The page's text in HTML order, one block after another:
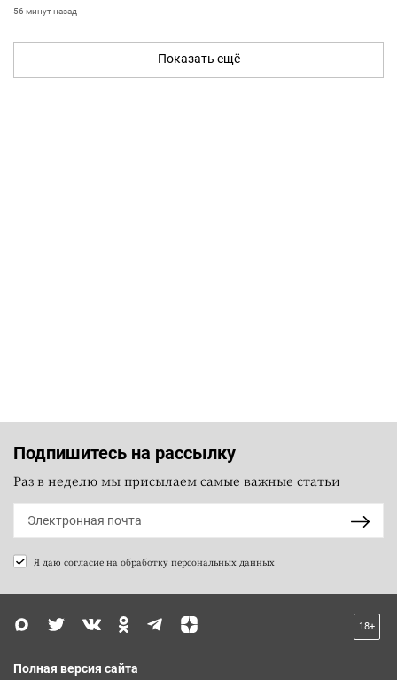
56 минут назад
Показать ещё
Подпишитесь на рассылку
Раз в неделю мы присылаем самые важные статьи
Я даю согласие на обработку персональных данных
18+
Полная версия сайта